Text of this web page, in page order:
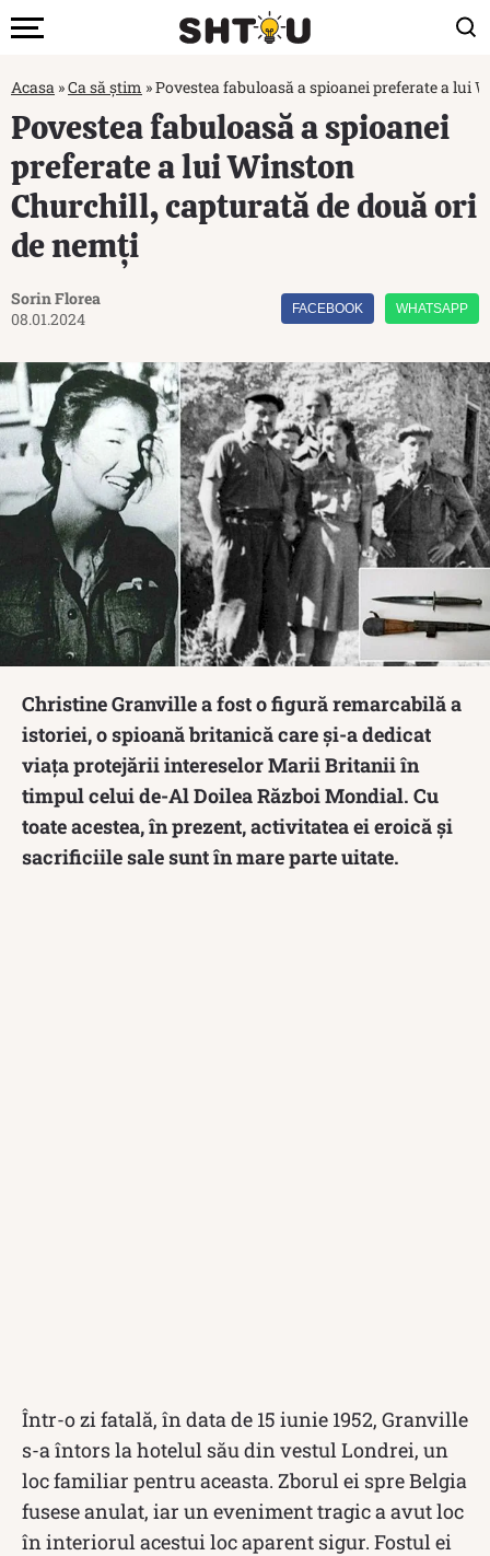
Acasa »Ca să știm »Povestea fabuloasă a spioanei preferate a lui
Povestea fabuloasă a spioanei
preferate a lui Winston
Churchill, capturată de două ori
de nemți
Sorin Florea
08.01.2024
FACEBOOK WHATSAPP
Christine Granville a fost o figură remarcabilă a
istoriei, o spioană britanică care și-a dedicat
viața protejării intereselor Marii Britanii în
timpul celui de-Al Doilea Război Mondial. Cu
toate acestea, în prezent, activitatea ei eroică și
sacrificiile sale sunt în mare parte uitate.
Într-o zi fatală, în data de 15 iunie 1952, Granville
s-a întors la hotelul său din vestul Londrei, un
loc familiar pentru aceasta. Zborul ei spre Belgia
fusese anulat, iar un eveniment tragic a avut loc
în interiorul acestui loc aparent sigur. Fostul ei